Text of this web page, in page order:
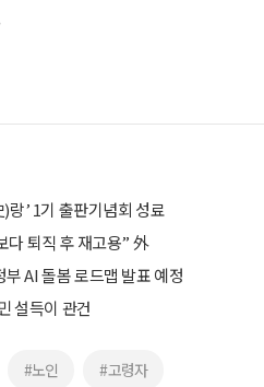
’ 1기 출판기념회 성료
다 퇴직 후 재고용” 外
AI 돌봄 로드맵 발표 예정
설득이 관건
#노인 #고령자